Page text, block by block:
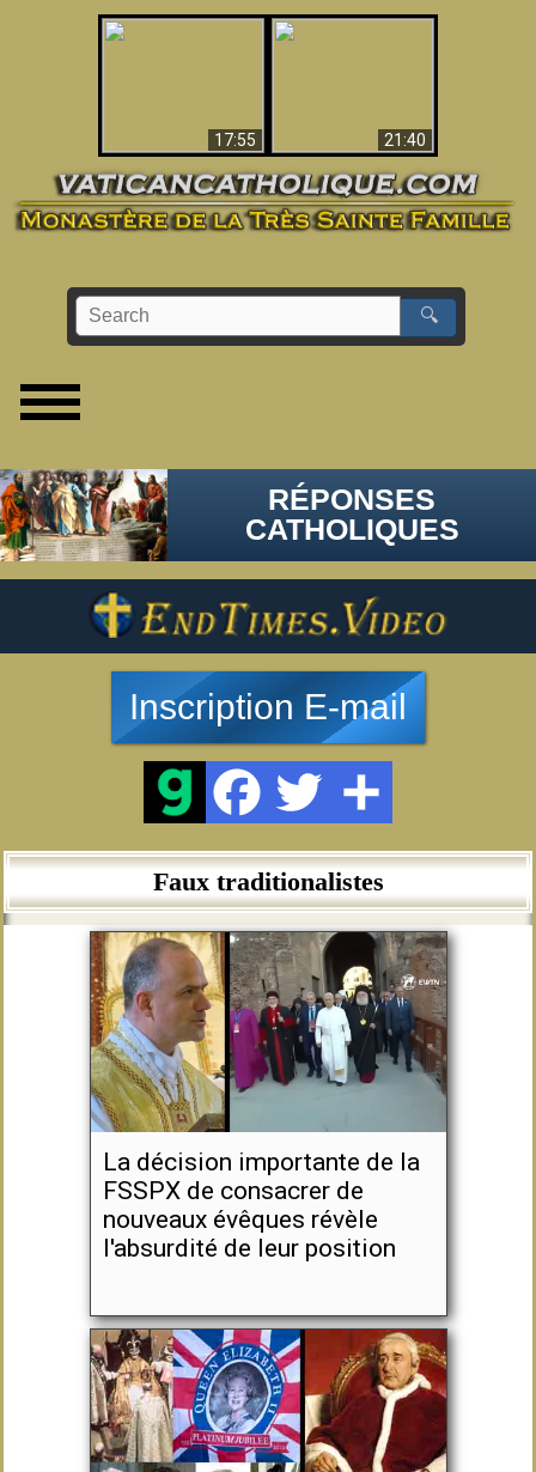
17:55
21:40
🔍
RÉPONSES
CATHOLIQUES
Inscription E-mail
Faux traditionalistes
La décision importante de la
FSSPX de consacrer de
nouveaux évêques révèle
l'absurdité de leur position